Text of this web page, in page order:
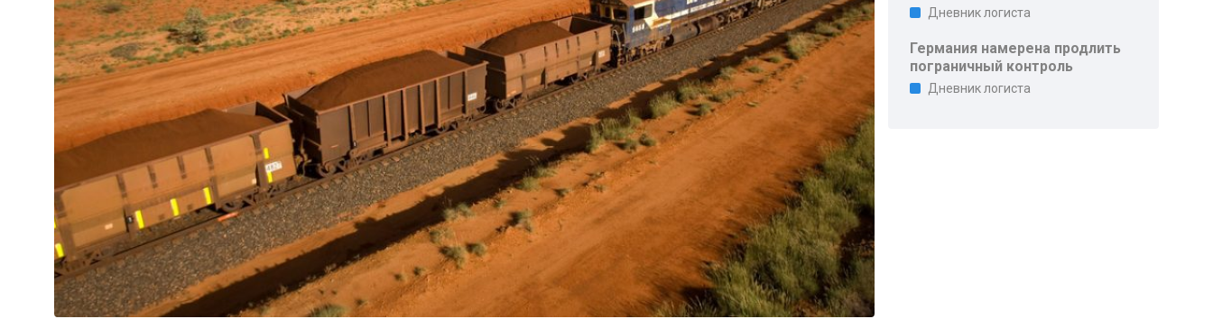
Дневник логиста
Германия намерена продлить
пограничный контроль
Дневник логиста